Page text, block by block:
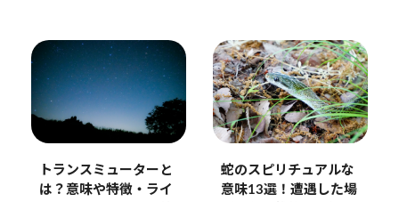
トランスミューターと
は？意味や特徴・ライ
蛇のスピリチュアルな
意味13選！遭遇した場